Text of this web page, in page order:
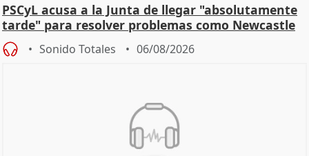
PSCyL acusa a la Junta de llegar "absolutamente
tarde" para resolver problemas como Newcastle
Sonido Totales 06/08/2026